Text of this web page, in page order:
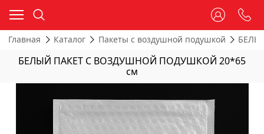
Главная Каталог Пакеты с воздушной подушкой
БЕЛЫЙ ПАКЕТ С ВОЗДУШНОЙ ПОДУШКОЙ 20*65
см